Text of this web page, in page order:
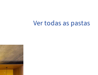
Ver todas as pastas